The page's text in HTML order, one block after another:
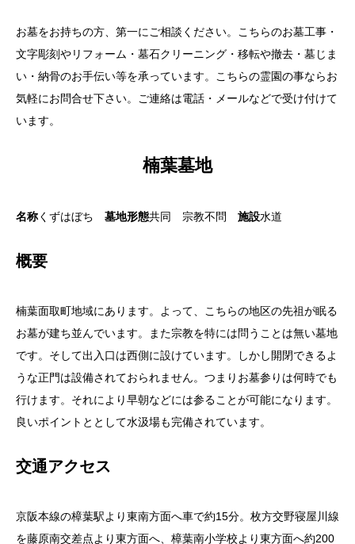
お墓をお持ちの方、第一にご相談ください。こちらのお墓工事・
文字彫刻やリフォーム・墓石クリーニング・移転や撤去・墓じま
い・納骨のお手伝い等を承っています。こちらの霊園の事ならお
気軽にお問合せ下さい。ご連絡は電話・メールなどで受け付けて
います。
楠葉墓地
名称くずはぼち 墓地形態共同 宗教不問 施設水道
概要
楠葉面取町地域にあります。よって、こちらの地区の先祖が眠る
お墓が建ち並んでいます。また宗教を特には問うことは無い墓地
です。そして出入口は西側に設けています。しかし開閉できるよ
うな正門は設備されておられません。つまりお墓参りは何時でも
行けます。それにより早朝などには参ることが可能になります。
良いポイントととして水汲場も完備されています。
交通アクセス
京阪本線の樟葉駅より東南方面へ車で約15分。枚方交野寝屋川線
を藤原南交差点より東方面へ、樟葉南小学校より東方面へ約200